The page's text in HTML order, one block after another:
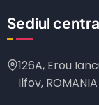
Sediul
126A, Erou
Ilfov, ROMANIA